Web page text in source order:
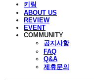
키링
ABOUT US
REVIEW
EVENT
COMMUNITY
공지사항
FAQ
Q&A
제휴문의